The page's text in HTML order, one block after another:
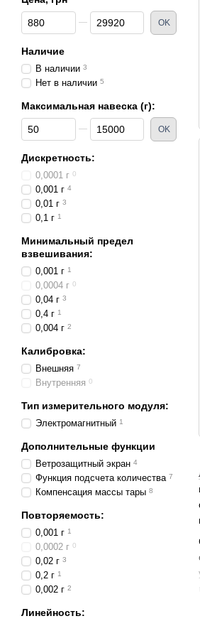
От Цена, грн
До Цена, грн OK
Наличие
В наличии 3
Нет в наличии 5
Максимальная навеска (г):
От Максимальная навеска (г):
До Максимальная навеска (г):OK
Дискретность:
0,0001 г 0
0,001 г 4
0,01 г 3
0,1 г 1
Минимальный предел
взвешивания:
0,001 г 1
0,0004 г 0
0,04 г 3
0,4 г 1
0,004 г 2
Калибровка:
Внешняя 7
Внутренняя 0
Тип измерительного модуля:
Электромагнитный 1
Дополнительные функции
Ветрозащитный экран 4
Функция подсчета количества 7
Компенсация массы тары 8
Повторяемость:
0,001 г 1
0,0002 г 0
0,02 г 3
0,2 г 1
0,002 г 2
Линейность: